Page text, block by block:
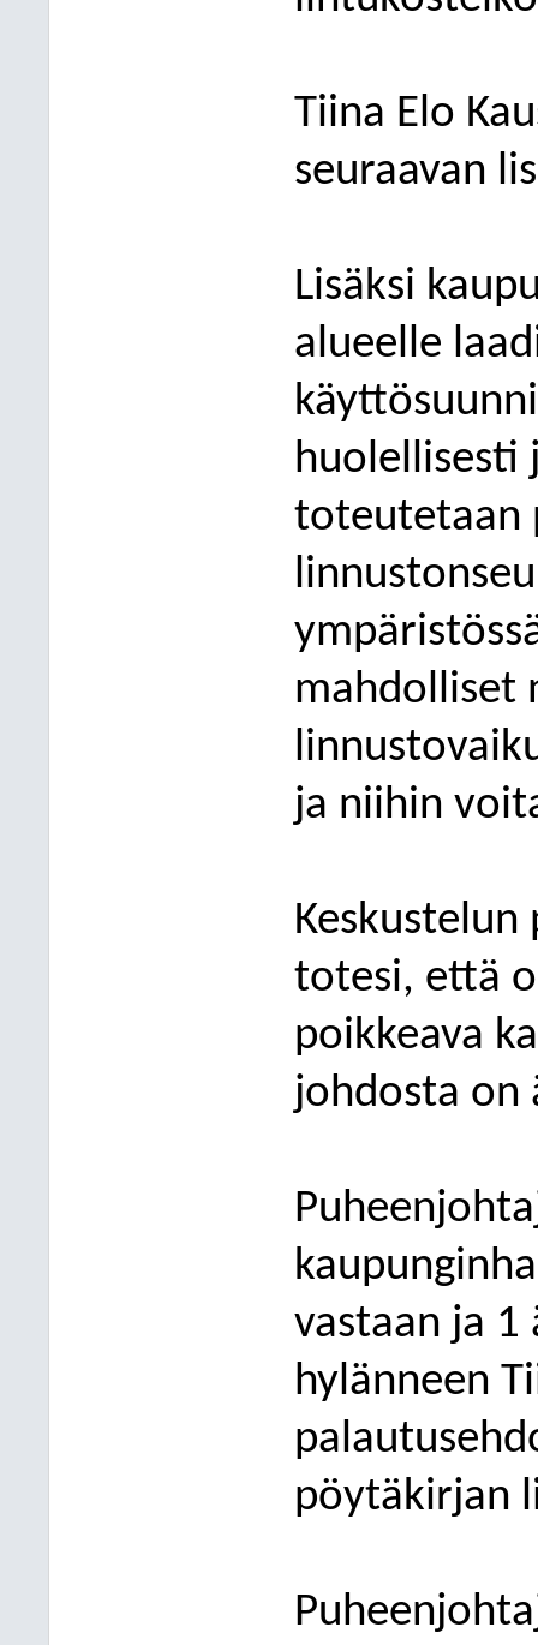
Tiina Elo
seuraavan
Lisäksi
alueelle
huolellisesti
toteutetaan
y
mahdolliset
ja niihin
totesi, että
poikkeava
johdosta on
vastaan ja 1
hylänneen
palautus
pöytäkirjan
P